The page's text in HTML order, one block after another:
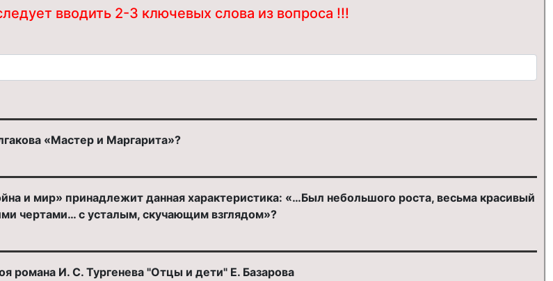
вводить 2-3 ключевых слова из вопроса !!!
«Мастер и Маргарита»?
и мир» принадлежит данная характеристика: «…Был небольшого роста, весьма красивый
чертами… с усталым, скучающим взглядом»?
романа И. С. Тургенева "Отцы и дети" Е. Базарова